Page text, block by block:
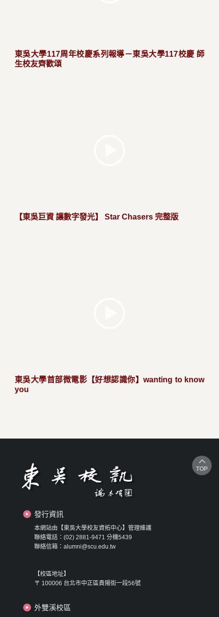
東吳大學117周年校慶系列報導－東吳大學117校慶 師
生校友齊歡頌
【東吳巨資 讓數字發光】 Star Chasers 完整版
東吳大學首部微電影【好想認識你】wanting to know
you
發行資訊
本網站由【東吳大學校友資拓中心】管理維護
聯絡電話：(02) 2881-9471 分機5439
聯絡信箱：alumni@scu.edu.tw
【校區地址】
〒 100006 台北市中正區貴陽街一段56號
外雙溪校區
TOP